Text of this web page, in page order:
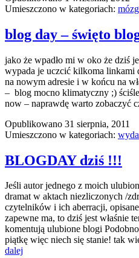
Umieszczono w kategoriach:
blog day – święto
jako że wpadło mi w oko że dziś
wypada je uczcić kilkoma
na nowym adresie i w końcu na
– blog mocno klimatyczny ;)
now – naprawdę warto zobaczyć
Opublikowano 31 sierpnia, 2011
Umieszczono w kategoriach:
BLOGDAY dziś !!!
Jeśli autor jednego z moich
dramat w aktach niezliczonych /
czytelników i ich aberracji,
zapewne ma, to dziś jest właśnie
komentują ulubione blogi
piątkę więc niech się stanie! tak
dalej